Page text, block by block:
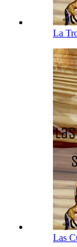
La
Las